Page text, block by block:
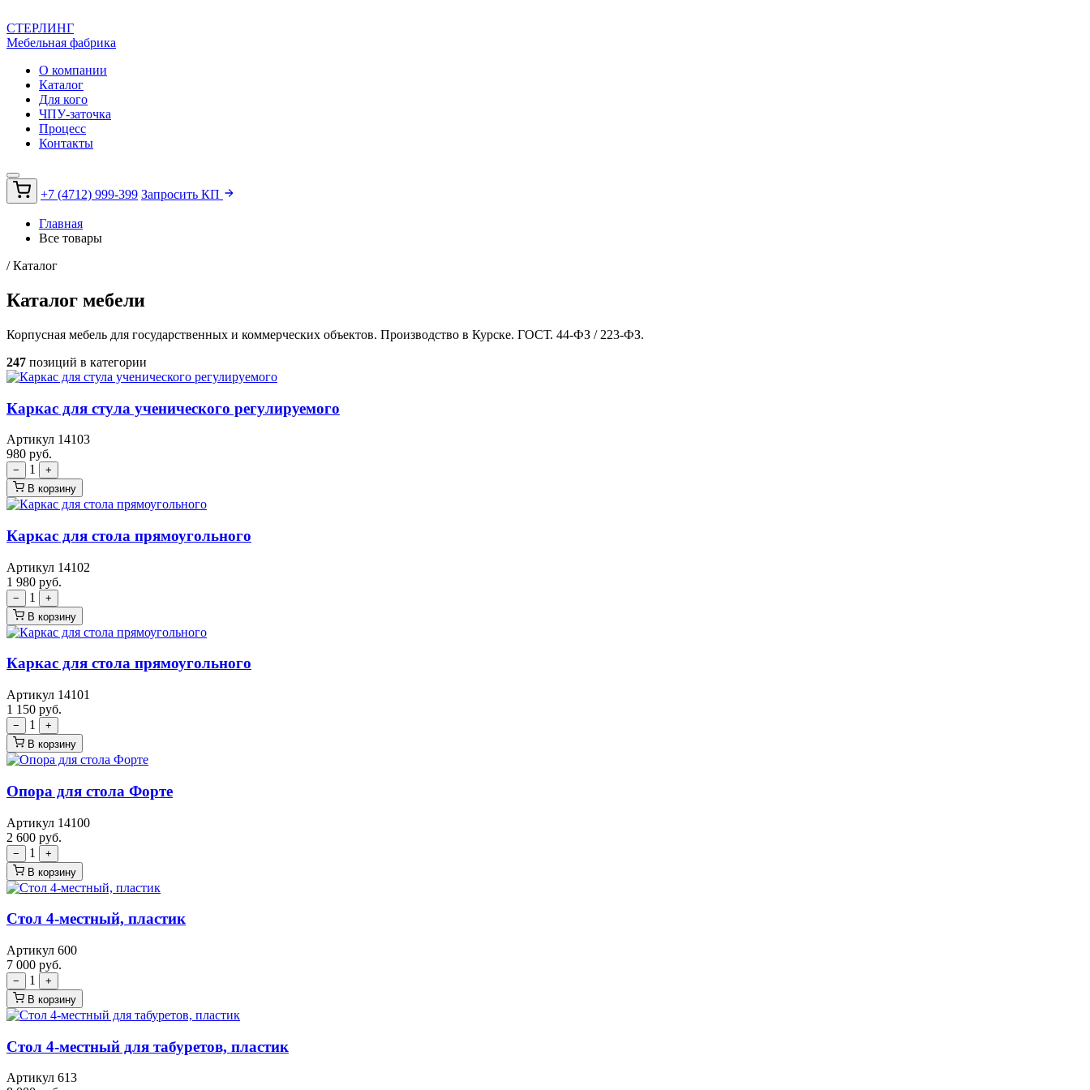
СТЕРЛИНГ
Мебельная фабрика
О компании
Каталог
Для кого
ЧПУ-заточка
Процесс
Контакты
+7 (4712) 999-399 Запросить КП
Главная
Все товары
/ Каталог
Каталог мебели
Корпусная мебель для государственных и коммерческих объектов. Производство в Курске. ГОСТ. 44-ФЗ / 223-ФЗ.
247 позиций в категории
Каркас для стула ученического регулируемого
Артикул 14103
980 руб.
− 1
+
В корзину
Каркас для стола прямоугольного
Артикул 14102
1 980 руб.
− 1
+
В корзину
Каркас для стола прямоугольного
Артикул 14101
1 150 руб.
− 1
+
В корзину
Опора для стола Форте
Артикул 14100
2 600 руб.
− 1
+
В корзину
Стол 4-местный, пластик
Артикул 600
7 000 руб.
− 1
+
В корзину
Стол 4-местный для табуретов, пластик
Артикул 613